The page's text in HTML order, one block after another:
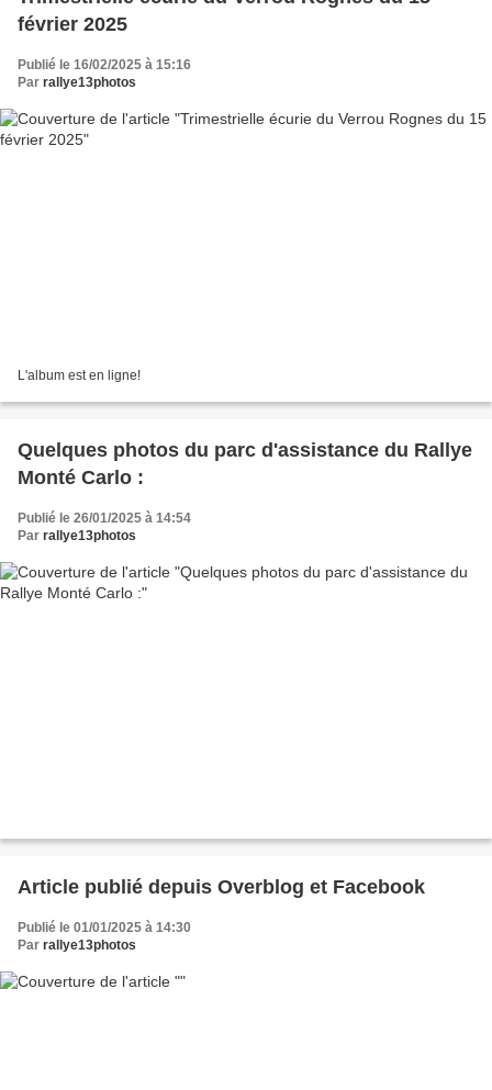
février 2025
Publié le 16/02/2025 à 15:16
Par rallye13photos
L'album est en ligne!
Quelques photos du parc d'assistance du Rallye
Monté Carlo :
Publié le 26/01/2025 à 14:54
Par rallye13photos
Article publié depuis Overblog et Facebook
Publié le 01/01/2025 à 14:30
Par rallye13photos